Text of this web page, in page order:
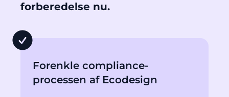
forberedelse nu.
Forenkle compliance-
processen af Ecodesign